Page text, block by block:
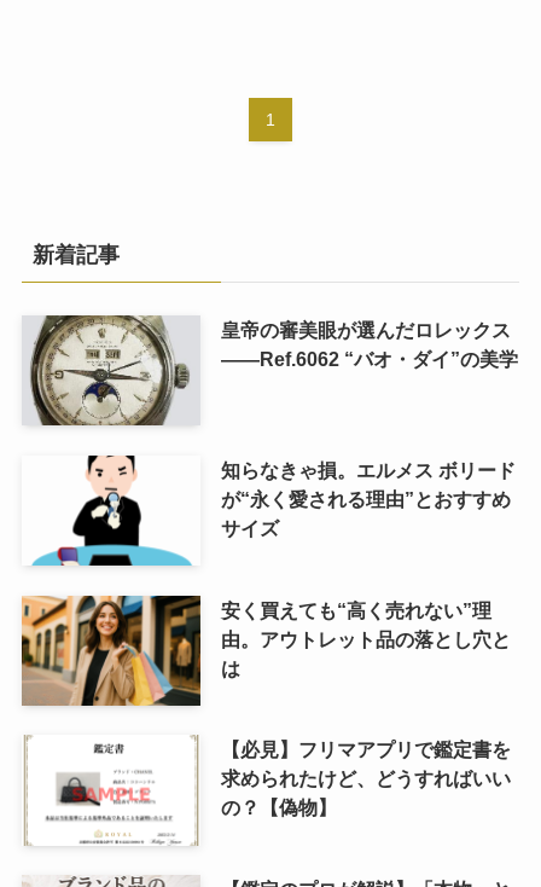
1
新着記事
皇帝の審美眼が選んだロレックス
――Ref.6062 “バオ・ダイ”の美学
知らなきゃ損。エルメス ボリード
が“永く愛される理由”とおすすめ
サイズ
安く買えても“高く売れない”理
由。アウトレット品の落とし穴と
は
【必見】フリマアプリで鑑定書を
求められたけど、どうすればいい
の？【偽物】